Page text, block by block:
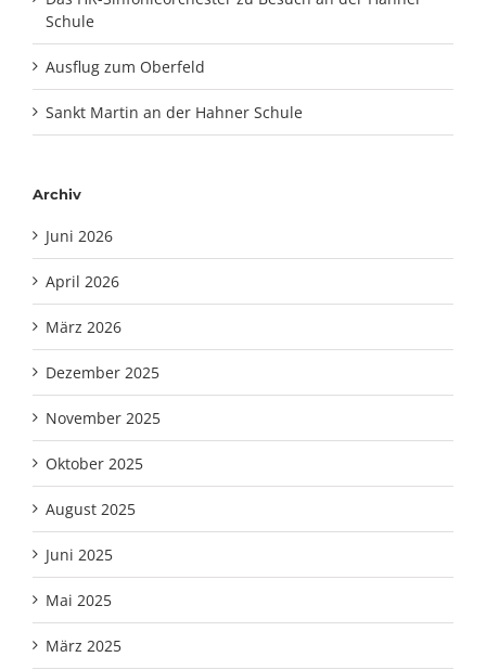
Schule
Ausflug zum Oberfeld
Sankt Martin an der Hahner Schule
Archiv
Juni 2026
April 2026
März 2026
Dezember 2025
November 2025
Oktober 2025
August 2025
Juni 2025
Mai 2025
März 2025